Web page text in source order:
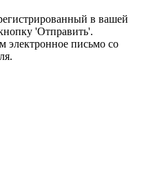
в вашей
'Отправить'.
письмо со